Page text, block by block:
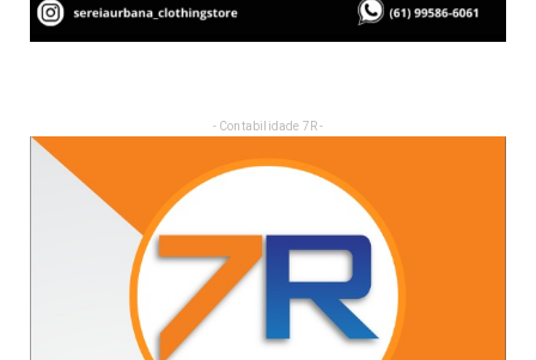
- Contabilidade 7R -